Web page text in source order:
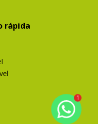
rápida
1